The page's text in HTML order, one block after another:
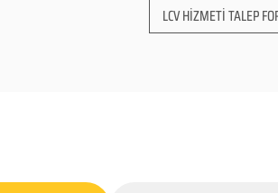
LCV HİZMETİ TALEP